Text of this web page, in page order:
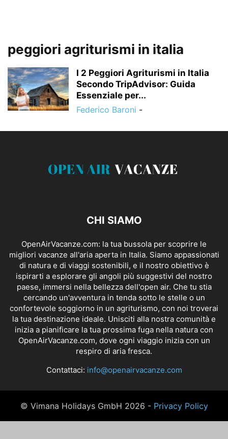
peggiori agriturismi in italia
I 2 Peggiori Agriturismi in Italia
Secondo TripAdvisor: Guida
Essenziale per...
Federico Baroni -
CHI SIAMO
OpenAirVacanze.com: la tua bussola per scoprire le
migliori vacanze all'aria aperta in Italia. Siamo appassionati
di natura e di viaggi sostenibili, e il nostro obiettivo è
ispirarti a esplorare gli angoli più suggestivi del nostro
paese, immersi nella bellezza dell'open air. Che tu stia
cercando un'avventura in tenda sotto le stelle o un
confortevole soggiorno in un agriturismo, con noi troverai
la tua destinazione ideale. Unisciti alla nostra comunità e
inizia a pianificare la tua prossima fuga nella natura con
OpenAirVacanze.com, dove ogni viaggio inizia con un
respiro di aria fresca.
Contattaci: info@openairvacanze.com
© Vimana Holidays GmbH 2026 - Privacy Policy